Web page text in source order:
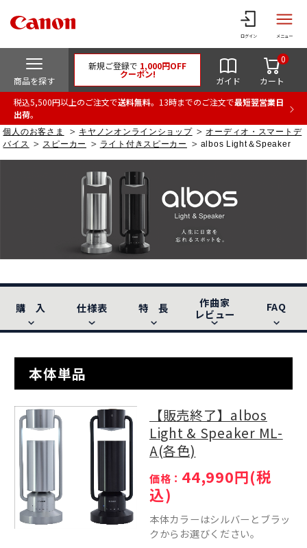
ログイン メニュー
商品を探す
新規ご登録で 1,000円OFF
クーポン!
ガイド カート
0
税込5,500円以上のご注文で送料無料。13時までのご注文で最短翌営業日
出荷。
個人のお客さま キヤノンオンラインショップ
オーディオ・スマートデ
バイス
スピーカー ライト付きスピーカー albos Light＆Speaker
購 入 仕様表 特 長
作曲家
レビュー
FAQ
本体単品
【販売終了】albos
Light & Speaker ML-
A(各色)
価格： 44,990円(税
込)
本体カラーはシルバーとブラッ
クからお選びください。